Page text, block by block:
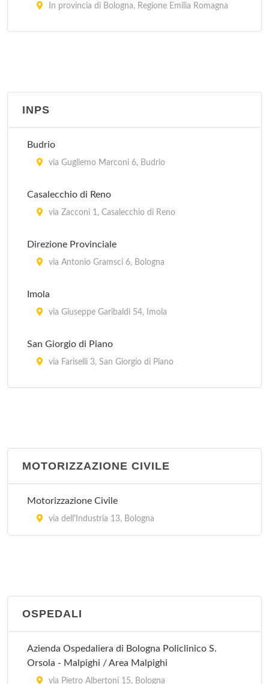
In provincia di Bologna, Regione Emilia Romagna
via Porrettana 216, Sasso Marconi
INPS
Budrio
via Gugliemo Marconi 6, Budrio
Casalecchio di Reno
via Zacconi 1, Casalecchio di Reno
Direzione Provinciale
via Antonio Gramsci 6, Bologna
Imola
via Giuseppe Garibaldi 54, Imola
San Giorgio di Piano
via Fariselli 3, San Giorgio di Piano
Vergato
via Papa Giovanni XXIII 12, Vergato
MOTORIZZAZIONE CIVILE
Motorizzazione Civile
via dell'Industria 13, Bologna
OSPEDALI
Azienda Ospedaliera di Bologna Policlinico S.
Orsola - Malpighi / Area Malpighi
via Pietro Albertoni 15, Bologna